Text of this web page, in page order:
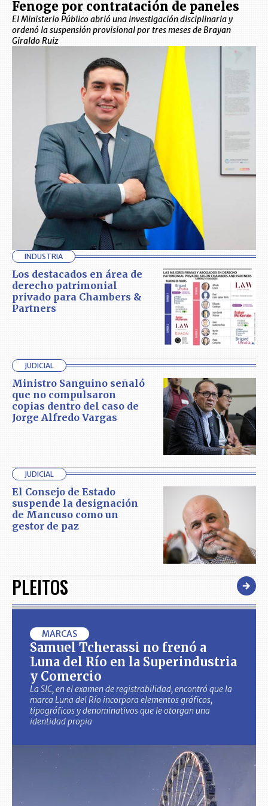
Fenoge por contratación de paneles
El Ministerio Público abrió una investigación disciplinaria y
ordenó la suspensión provisional por tres meses de Brayan
Giraldo Ruiz
INDUSTRIA
Los destacados en área de
derecho patrimonial
privado para Chambers &
Partners
JUDICIAL
Ministro Sanguino señaló
que no compulsaron
copias dentro del caso de
Jorge Alfredo Vargas
JUDICIAL
El Consejo de Estado
suspende la designación
de Mancuso como un
gestor de paz
PLEITOS
MARCAS
Samuel Tcherassi no frenó a
Luna del Río en la Superindustria
y Comercio
La SIC, en el examen de registrabilidad, encontró que la
marca Luna del Río incorpora elementos gráficos,
tipográficos y denominativos que le otorgan una
identidad propia